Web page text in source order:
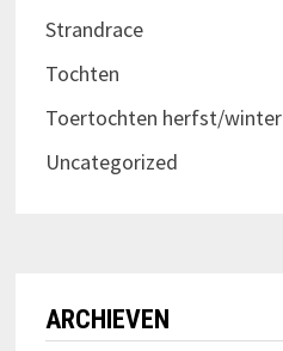
Strandrace
Tochten
Toertochten herfst/winter
Uncategorized
ARCHIEVEN